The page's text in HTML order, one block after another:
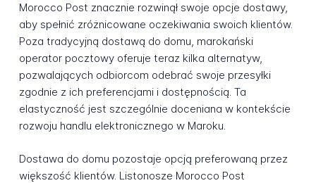
Morocco Post znacznie rozwinął swoje opcje dostawy,
aby spełnić zróżnicowane oczekiwania swoich klientów.
Poza tradycyjną dostawą do domu, marokański
operator pocztowy oferuje teraz kilka alternatyw,
pozwalających odbiorcom odebrać swoje przesyłki
zgodnie z ich preferencjami i dostępnością. Ta
elastyczność jest szczególnie doceniana w kontekście
rozwoju handlu elektronicznego w Maroku.
Dostawa do domu pozostaje opcją preferowaną przez
większość klientów. Listonosze Morocco Post